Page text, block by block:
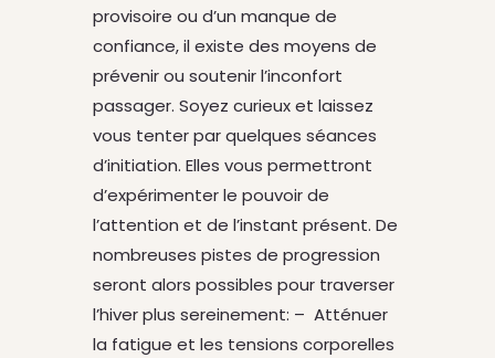
provisoire ou d’un manque de
confiance, il existe des moyens de
prévenir ou soutenir l’inconfort
passager. Soyez curieux et laissez
vous tenter par quelques séances
d’initiation. Elles vous permettront
d’expérimenter le pouvoir de
l’attention et de l’instant présent. De
nombreuses pistes de progression
seront alors possibles pour traverser
l’hiver plus sereinement: – Atténuer
la fatigue et les tensions corporelles